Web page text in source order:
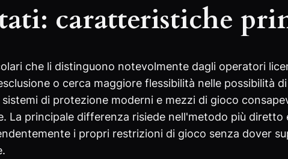
caratteristiche
che li distinguono notevolmente dagli operatori
o cerca maggiore flessibilità nelle possibilità
di protezione moderni e mezzi di gioco
La principale differenza risiede nell'metodo più
i propri restrizioni di gioco senza dover